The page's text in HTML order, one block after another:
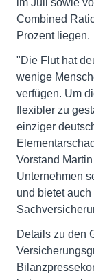
Combined
Prozent liegen.
"Die Flut hat
wenige
verfügen. Um
flexibler zu
einziger
Vorstand
Unternehmen
und bietet
Details zu den